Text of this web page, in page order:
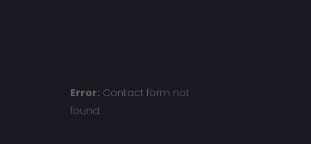
Error: Contact form not
found.